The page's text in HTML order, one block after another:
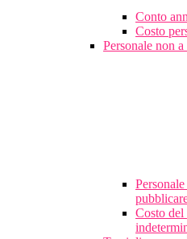
Conto
Costo
Personale non
Costo del